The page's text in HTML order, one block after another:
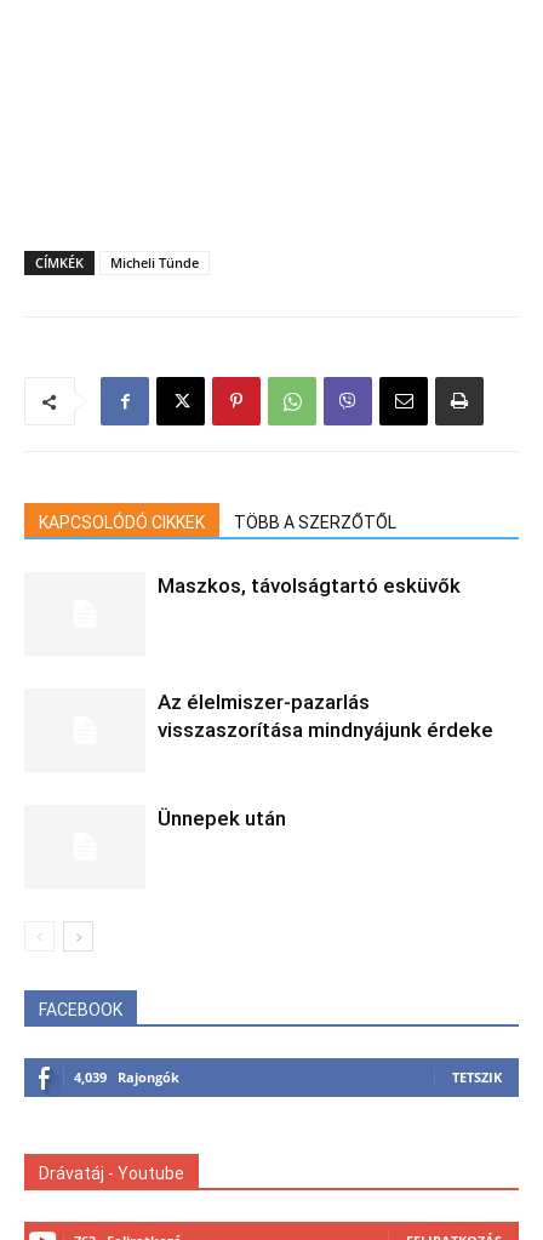
CÍMKÉK Micheli Tünde
KAPCSOLÓDÓ CIKKEK TÖBB A SZERZŐTŐL
Maszkos, távolságtartó esküvők
Az élelmiszer-pazarlás
visszaszorítása mindnyájunk érdeke
Ünnepek után
FACEBOOK
4,039 Rajongók TETSZIK
Drávatáj - Youtube